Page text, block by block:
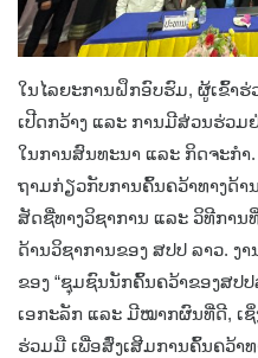
ໃນໄລຍະການຝຶກອົບຮົມ, ຜູ້ເຂົ້າຮ່
ເປີດກວ້າງ ແລະ ການມີສ່ວນຮ່ວ
ໃນການສົນທະນາ ແລະ ກິດຈະກໍາ
ຖາມກ່ຽວກັບການຄົ້ນຄວ້າທາງດ້
ສັດຊື່ທາງວິຊາການ ແລະ ວິທີການ
ດ້ານວິຊາການຂອງ ສປປ ລາວ. ງ
ຂອງ “ຊຸມຊົນນັກຄົ້ນຄວ້າຂອງສປປ
ເອກະລັກ ແລະ ມີໝາກຜົນທີ່ດີ, ເຊິ່
ຮ່ວມມື ເພື່ອສົ່ງເສີມການຄົ້ນຄວ້າ